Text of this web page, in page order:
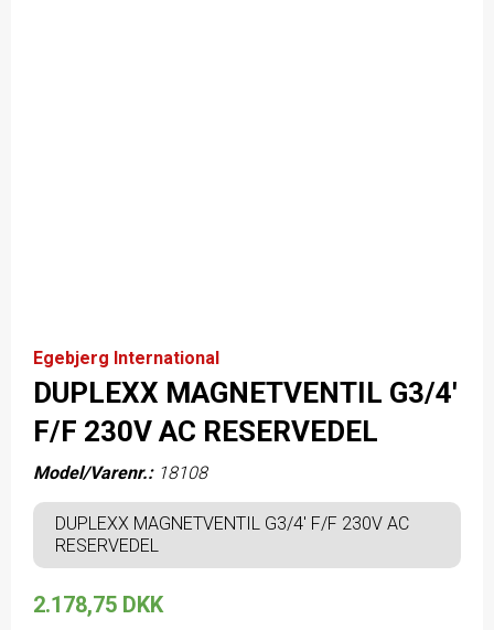
Egebjerg International
DUPLEXX MAGNETVENTIL G3/4'
F/F 230V AC RESERVEDEL
Model/Varenr.: 18108
DUPLEXX MAGNETVENTIL G3/4' F/F 230V AC
RESERVEDEL
2.178,75 DKK